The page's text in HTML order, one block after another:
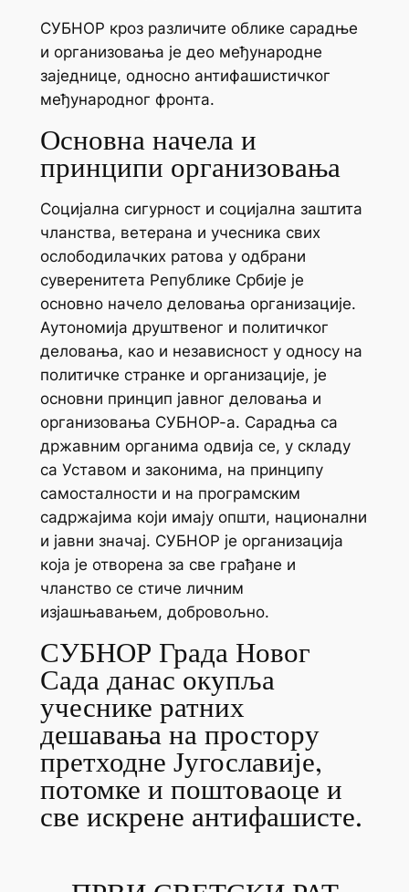
СУБНОР кроз различите облике сарадње
и организовања је део међународне
заједнице, односно антифашистичког
међународног фронта.
Основна начела и
принципи организовања
Социјална сигурност и социјална заштита
чланства, ветерана и учесника свих
ослободилачких ратова у одбрани
суверенитета Републике Србије је
основно начело деловања организације.
Аутономија друштвеног и политичког
деловања, као и независност у односу на
политичке странке и организације, је
основни принцип јавног деловања и
организовања СУБНОР-а. Сарадња са
државним органима одвија се, у складу
са Уставом и законима, на принципу
самосталности и на програмским
садржајима који имају општи, национални
и јавни значај. СУБНОР је организација
која је отворена за све грађане и
чланство се стиче личним
изјашњавањем, добровољно.
СУБНОР Града Новог
Сада данас окупља
учеснике ратних
дешавања на простору
претходне Југославије,
потомке и поштоваоце и
све искрене антифашисте.